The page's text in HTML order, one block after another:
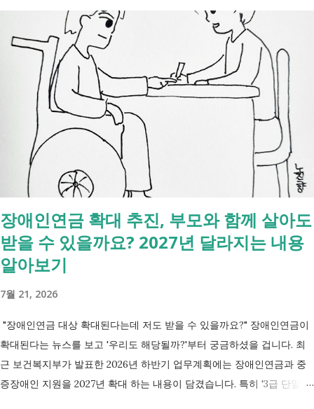
모든 절차를 대신 처리해주지는 않습니다. 행정복지센터에서는 - 금융재
산, 부동산, 세금, 연금 등 '조회' 신청할 수 있습니다. 나머지는 직접 해야
합니다. - 상속포기 또는 한정승인 법원 - 상속세, 취득세 신고 세무서, 시
군구청 - 예금 인출, 보험금 청구 은행, 보험사 사망신고 당일에 끝낼 수
있는 건 '신청까지', 처리는 2주 후 부터입니다. [조회되는 것 vs 안되는
것] 구분 조회 가능 조회 불가 금융 은행, 보험, 증권 사금융, 개인 간 거래
세금 국세, 지방세 - 자산 부동산, 자동차 해외 자산, 현금 기타 연금 사업
상 채무, 구독 [함께보면 좋은 링크] - 부모님 사망 후 ...
장애인연금 확대 추진, 부모와 함께 살아도
받을 수 있을까요? 2027년 달라지는 내용
알아보기
7월 21, 2026
"장애인연금 대상 확대된다는데 저도 받을 수 있을까요?" 장애인연금이
확대된다는 뉴스를 보고 '우리도 해당될까?'부터 궁금하셨을 겁니다. 최
근 보건복지부가 발표한 2026년 하반기 업무계획에는 장애인연금과 중
증장애인 지원을 2027년 확대 하는 내용이 담겼습니다. 특히 '3급 단일장